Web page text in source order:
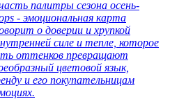
палитры сезона осень-
- эмоциональная карта
о доверии и хрупкой
силе и тепле, которое
оттенков превращают
цветовой язык,
и его покупательницам